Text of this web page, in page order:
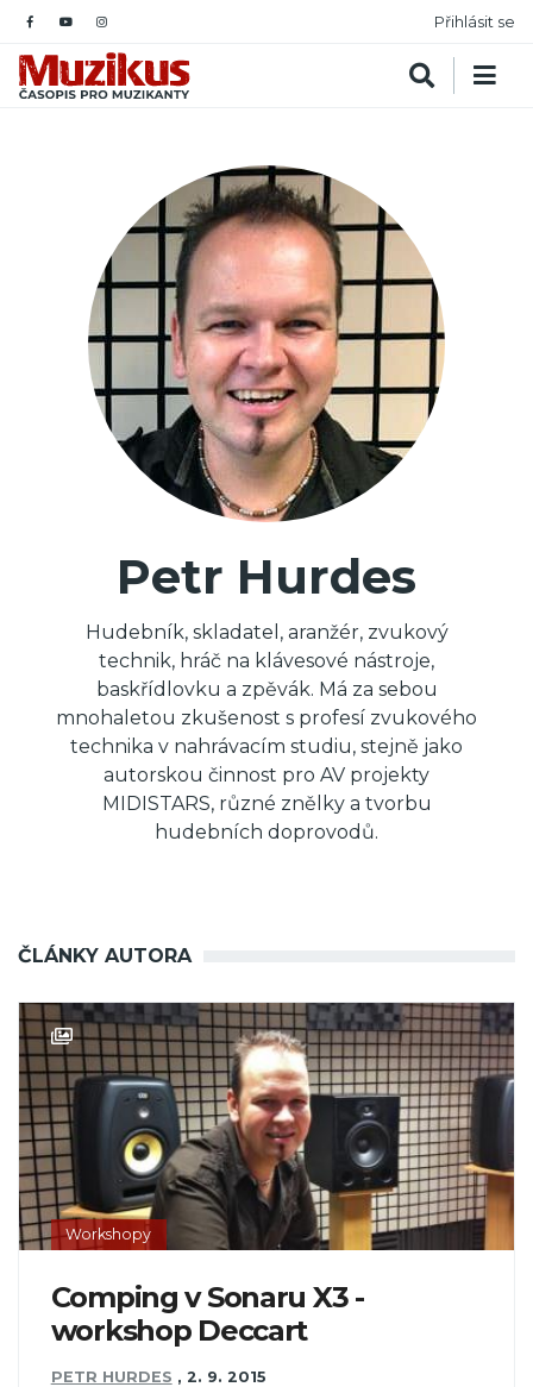
Přihlásit se
Petr Hurdes
Hudebník, skladatel, aranžér, zvukový
technik, hráč na klávesové nástroje,
baskřídlovku a zpěvák. Má za sebou
mnohaletou zkušenost s profesí zvukového
technika v nahrávacím studiu, stejně jako
autorskou činnost pro AV projekty
MIDISTARS, různé znělky a tvorbu
hudebních doprovodů.
ČLÁNKY AUTORA
Workshopy
Comping v Sonaru X3 -
workshop Deccart
PETR HURDES , 2. 9. 2015